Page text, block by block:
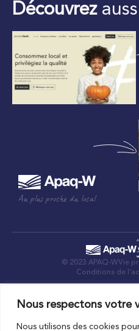
Nous respectons votre
Nous utilisons des cookies
Découvrez
Au plus proche du local
© 2023 APAQ-WVie
Conditions de